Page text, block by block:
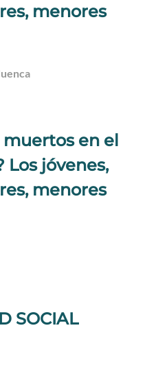
menores
muertos en el
Los jóvenes,
menores
SOCIAL